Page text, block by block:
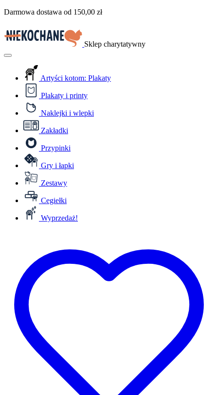
Przejdź
treści
Darmowa dostawa od 150,00 zł
Sklep charytatywny
Menu
Artyści kotom: Plakaty
Plakaty i printy
Naklejki i wlepki
Zakładki
Przypinki
Gry i łapki
Zestawy
Cegiełki
Wyprzedaż!